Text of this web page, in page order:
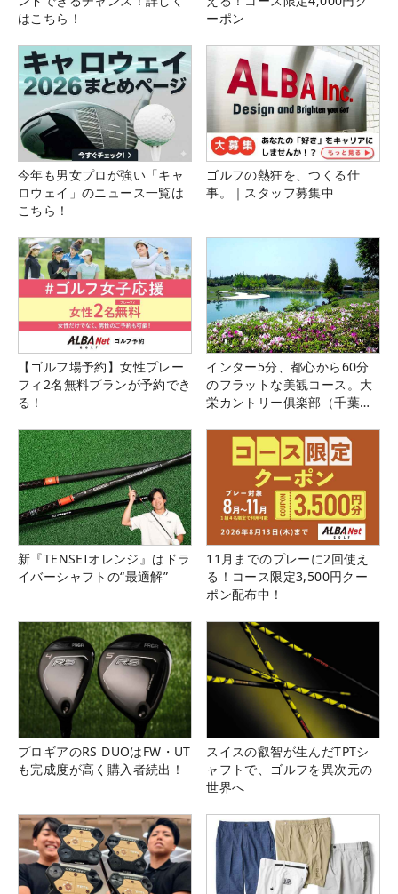
はこちら！
ーポン
今年も男女プロが強い「キャ
ロウェイ」のニュース一覧は
こちら！
ゴルフの熱狂を、つくる仕
事。｜スタッフ募集中
【ゴルフ場予約】女性プレー
フィ2名無料プランが予約でき
る！
インター5分、都心から60分
のフラットな美観コース。大
栄カントリー俱楽部（千葉
新『TENSEIオレンジ』はドラ
イバーシャフトの“最適解”
11月までのプレーに2回使え
る！コース限定3,500円クー
ポン配布中！
プロギアのRS DUOはFW・UT
も完成度が高く購入者続出！
スイスの叡智が生んだTPTシ
ャフトで、ゴルフを異次元の
世界へ